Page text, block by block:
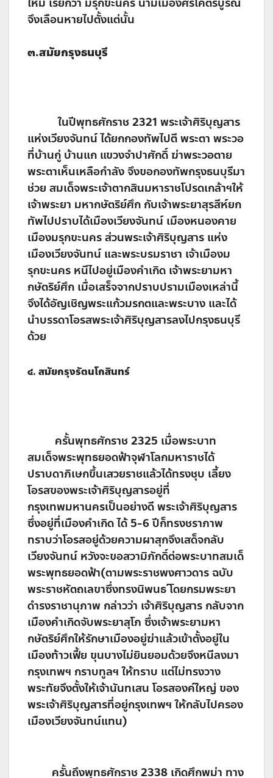
จึงเลือนหายไปตั้งแต่นั้น
๓.สมัยกรุงธนบุรี
ในปีพุทธศักราช 2321 พระเจ้าศิริบุญสาร
แห่งเวียงจันทน์ ได้ยกกองทัพไปตี พระตา พระวอ
ที่บ้านกู่ บ้านแก แขวงจำปาศักดิ์ ฆ่าพระวอตาย
พระตาเห็นเหลือกำลัง จึงขอกองทัพกรุงธนบุรีมา
ช่วย สมเด็จพระเจ้าตากสินมหาราชโปรดเกล้าฯให้
เจ้าพระยา มหากษัตริย์ศึก กับเจ้าพระยาสุรสีห์ยก
ทัพไปปราบได้เมืองเวียงจันทน์ เมืองหนองคาย
เมืองมรุกขะนคร ส่วนพระเจ้าศิริบุญสาร แห่ง
เมืองเวียงจันทน์ และพระบรมราชา เจ้าเมืองม
รุกขะนคร หนีไปอยู่เมืองคำเกิด เจ้าพระยามหา
กษัตริย์ศึก เมื่อเสร็จจากปราบปรามเมืองเหล่านี้
จึงได้อัญเชิญพระแก้วมรกตและพระบาง และได้
นำบรรดาโอรสพระเจ้าศิริบุญสารลงไปกรุงธนบุรี
ด้วย
๔. สมัยกรุงรัตนโกสินทร์
ครั้นพุทธศักราช 2325 เมื่อพระบาท
สมเด็จพระพุทธยอดฟ้าจุฬาโลกมหาราชได้
ปราบดาภิเษกขึ้นเสวยราชแล้วได้ทรงชุบ เลี้ยง
โอรสของพระเจ้าศิริบุญสารอยู่ที่
กรุงเทพมหานครเป็นอย่างดี พระเจ้าศิริบุญสาร
ซึ่งอยู่ที่เมืองคำเกิด ได้ 5-6 ปีก็ทรงชราภาพ
ทราบว่าโอรสอยู่ด้วยความผาสุกจึงเสด็จกลับ
เวียงจันทน์ หวังจะขอสวามิภักดิ์ต่อพระบาทสมเด็
พระพุทธยอดฟ้า(ตามพระราชพงศาวดาร ฉบับ
พระราชหัตถเลขาซึ่งทรงนิพนธ ์โดยกรมพระยา
ดำรงราชานุภาพ กล่าวว่า เจ้าศิริบุญสาร กลับจาก
เมืองคำเกิดจับพระยาสุโภ ซึ่งเจ้าพระยามหา
กษัตริย์ศึกให้รักษาเมืองอยู่ฆ่าแล้วเข้าตั้งอยู่ใน
เมืองท้าวเฟี้ย ขุนบางไม่ยินยอมด้วยจึงหนีลงมา
กรุงเทพฯ กราบทูลฯ ให้ทราบ แต่ไม่ทรงวาง
พระทัยจึงตั้งให้เจ้านันทเสน โอรสองค์ใหญ่ ของ
พระเจ้าศิริบุญสารที่อยู่กรุงเทพฯ ให้กลับไปครอง
เมืองเวียงจันทน์แทน)
ครั้นถึงพุทธศักราช 2338 เกิดศึกพม่า ทาง